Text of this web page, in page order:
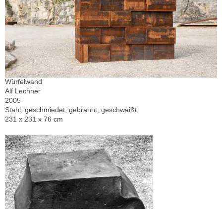
Würfelwand
Alf Lechner
2005
Stahl, geschmiedet, gebrannt, geschweißt
231 x 231 x 76 cm